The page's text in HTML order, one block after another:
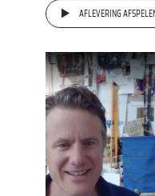
AFLEVERING